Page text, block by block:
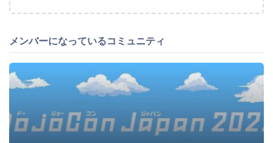
メンバーになっているコミュニティ